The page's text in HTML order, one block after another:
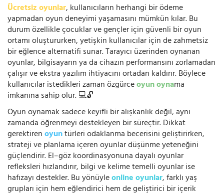
Ücretsiz oyunlar, kullanıcıların herhangi bir ödeme
yapmadan oyun deneyimi yaşamasını mümkün kılar. Bu
durum özellikle çocuklar ve gençler için güvenli bir oyun
ortamı oluştururken, yetişkin kullanıcılar için de zahmetsiz
bir eğlence alternatifi sunar. Tarayıcı üzerinden oynanan
oyunlar, bilgisayarın ya da cihazın performansını zorlamadan
çalışır ve ekstra yazılım ihtiyacını ortadan kaldırır. Böylece
kullanıcılar istedikleri zaman özgürceoyun oynama
imkanına sahip olur. 💻🔓
Oyun oynamak sadece keyifli bir alışkanlık değil, aynı
zamanda öğrenmeyi destekleyen bir süreçtir. Dikkat
gerektirenoyuntürleri odaklanma becerisini geliştirirken,
strateji ve planlama içeren oyunlar düşünme yeteneğini
güçlendirir. El–göz koordinasyonuna dayalı oyunlar
refleksleri hızlandırır, bilgi ve kelime temelli oyunlar ise
hafızayı destekler. Bu yönüyleonline oyunlar, farklı yaş
grupları için hem eğlendirici hem de geliştirici bir içerik